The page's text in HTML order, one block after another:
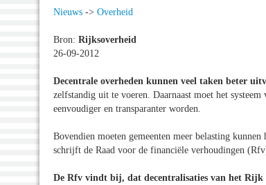
Nieuws -> Overheid
Bron: Rijksoverheid
26-09-2012
Decentrale overheden kunnen veel taken beter
zelfstandig uit te voeren. Daarnaast moet het
eenvoudiger en transparanter worden.
Bovendien moeten gemeenten meer belasting
schrijft de Raad voor de financiële verhoudingen
De Rfv vindt bij, dat decentralisaties van het Rijk